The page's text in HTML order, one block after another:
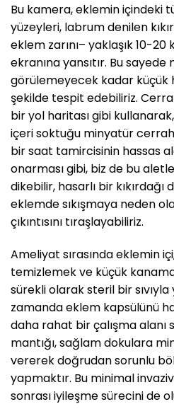
Bu kamera, eklemin içindeki
yüzeyleri, labrum denilen
eklem zarını– yaklaşık 10-
ekranına yansıtır. Bu
görülemeyecek kadar küçük
şekilde tespit edebiliriz.
bir yol haritası gibi
içeri soktuğu minyatür cerrahi
bir saat tamircisinin hassas
onarması gibi, biz de bu
dikebilir, hasarlı bir
eklemde sıkışmaya neden
çıkıntısını tıraşlayabiliriz.
Ameliyat sırasında eklemin
temizlemek ve küçük
sürekli olarak steril bir sıvıyla
zamanda eklem kapsülünü
daha rahat bir çalışma alanı
mantığı, sağlam dokulara
vererek doğrudan sorunlu
yapmaktır. Bu minimal
sonrası iyileşme sürecini de